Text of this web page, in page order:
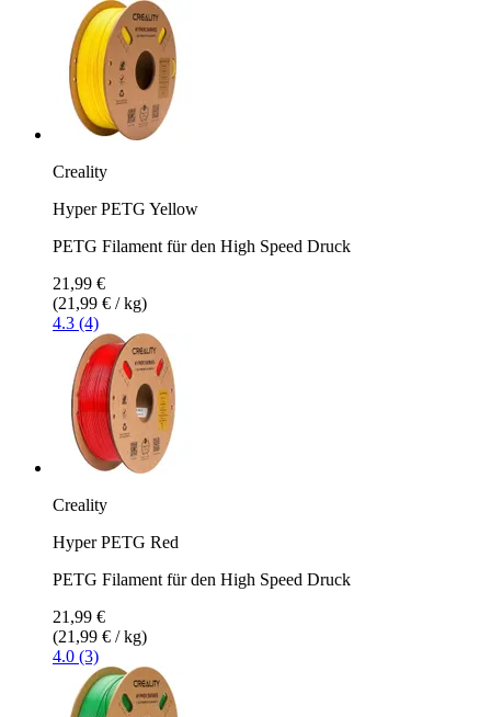
Creality
Hyper PETG Yellow
PETG Filament für den High Speed Druck
21,99 €
(21,99 € / kg)
4.3 (4)
Creality
Hyper PETG Red
PETG Filament für den High Speed Druck
21,99 €
(21,99 € / kg)
4.0 (3)